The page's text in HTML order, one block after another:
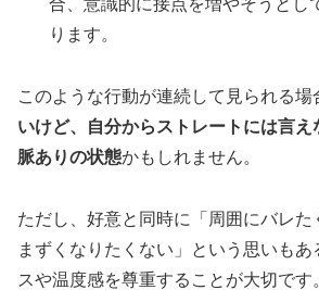
合、意識的に接点を増やそうとし
ります。
このような行動が連続して見られる場
いけど、自分からストレートには言え
脈ありの状態かもしれません。
ただし、好意と同時に「周囲にバレ
まずくなりたくない」という思いも
スや温度感を尊重することが大切です